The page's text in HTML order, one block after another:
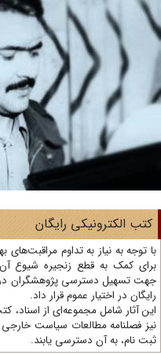
الکترونیکی رایگان
کمک به قطع زنجیره شیوع
تسهیل دسترسی پژوهشگران در
در اختیار عموم قرار داد.
آثار شامل مجموعه‌ای از اسناد،
فصلنامه مطالعات سیاست خارجی
نام، به آن دسترسی یابند.